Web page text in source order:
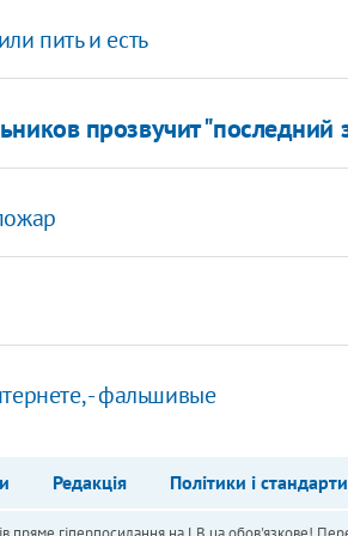
пить и есть
прозвучит "последний
- фальшивые
Редакція Політики і стандарти